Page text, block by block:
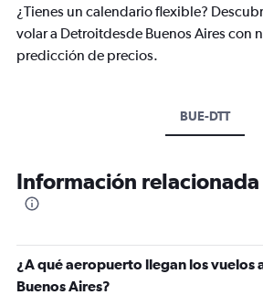
¿Tienes un calendario flexible?
volar a Detroitdesde Buenos Aires con
predicción de precios.
BUE-DTT
Información
¿A qué aeropuerto llegan los vuelos
Buenos Aires?